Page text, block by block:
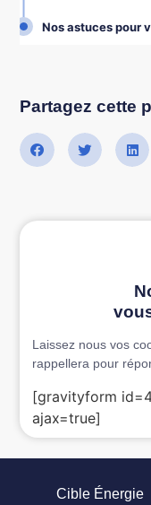
Nos astuces pour
Partagez cette
Laissez nous vos
rappellera pour
[gravityform
ajax=true]
Cible Énergie